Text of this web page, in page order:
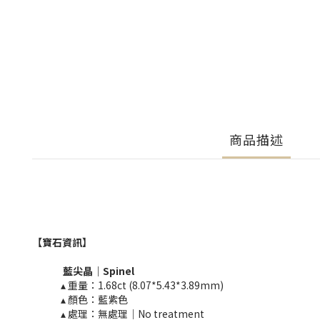
商品描述
【寶石資訊】
藍尖晶 ｜ Spinel
▴ 重量：1.68ct (8.07*5.43*3.89mm)
▴ 顏色：藍紫色
▴ 處理：​無處理｜No treatment​​